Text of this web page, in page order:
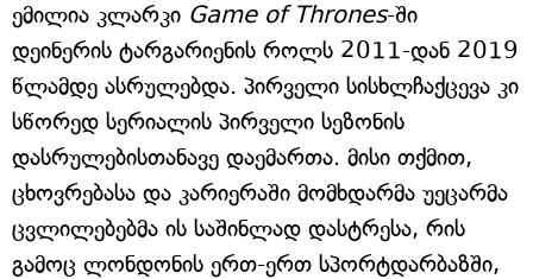
ემილია კლარკი Game of Thrones-ში
დეინერის ტარგარიენის როლს 2011-დან 2019
წლამდე ასრულებდა. პირველი სისხლჩაქცევა კი
სწორედ სერიალის პირველი სეზონის
დასრულებისთანავე დაემართა. მისი თქმით,
ცხოვრებასა და კარიერაში მომხდარმა უეცარმა
ცვლილებებმა ის საშინლად დასტრესა, რის
გამოც ლონდონის ერთ-ერთ სპორტდარბაზში,